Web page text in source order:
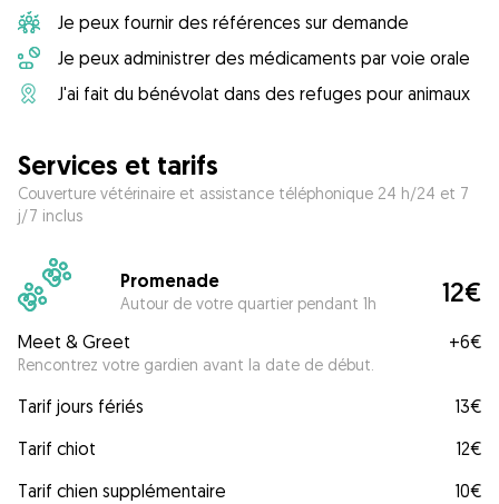
Je peux fournir des références sur demande
Je peux administrer des médicaments par voie orale
J'ai fait du bénévolat dans des refuges pour animaux
Services et tarifs
Couverture vétérinaire et assistance téléphonique 24 h/24 et 7
j/7 inclus
Promenade
Autour de votre quartier pendant 1h 12€
Meet & Greet
Rencontrez votre gardien avant la date de début.
+6€
Tarif jours fériés
13€
Tarif chiot
12€
Tarif chien supplémentaire
10€